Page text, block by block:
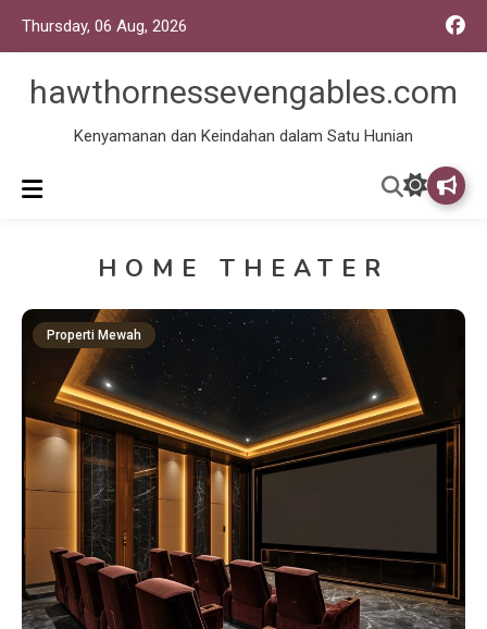
Thursday, 06 Aug, 2026
hawthornessevengables.com
Kenyamanan dan Keindahan dalam Satu Hunian
HOME THEATER
Properti Mewah